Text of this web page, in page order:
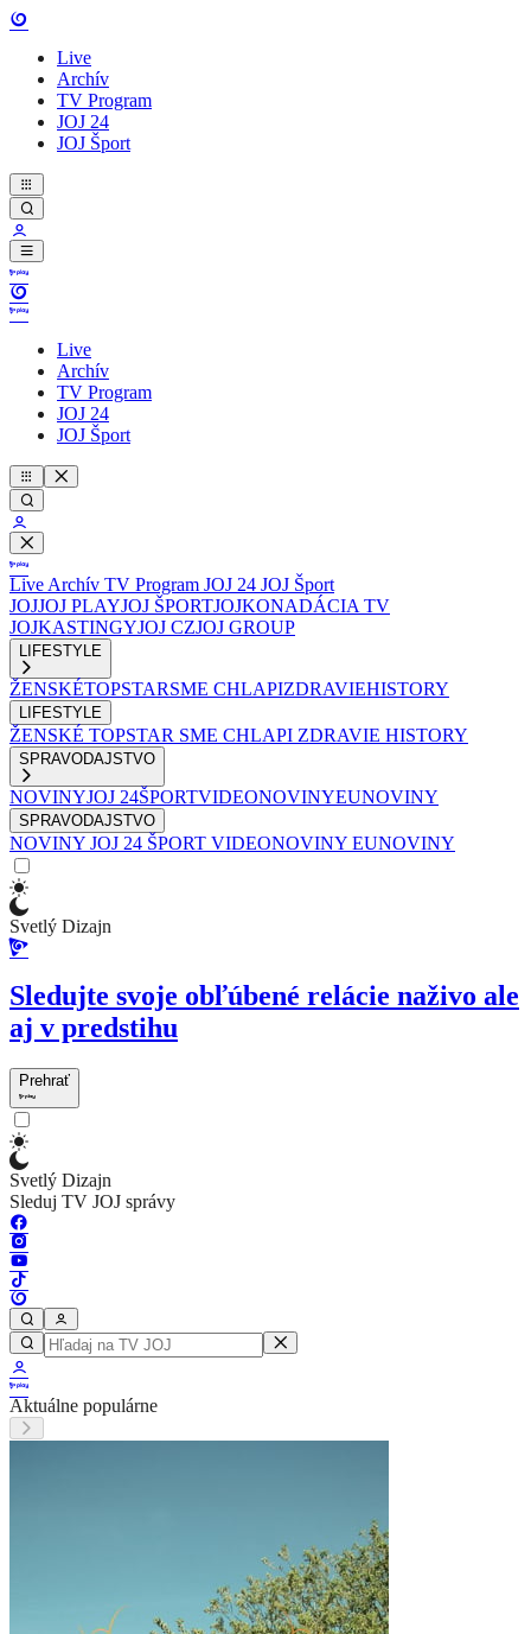
Live
Archív
TV Program
JOJ 24
JOJ Šport
Live
Archív
TV Program
JOJ 24
JOJ Šport
Live Archív TV Program JOJ 24 JOJ Šport
JOJJOJ PLAYJOJ ŠPORTJOJKONADÁCIA TV
JOJKASTINGYJOJ CZJOJ GROUP
LIFESTYLE
ŽENSKÉTOPSTARSME CHLAPIZDRAVIEHISTORY
LIFESTYLE
ŽENSKÉ TOPSTAR SME CHLAPI ZDRAVIE HISTORY
SPRAVODAJSTVO
NOVINYJOJ 24ŠPORTVIDEONOVINYEUNOVINY
SPRAVODAJSTVO
NOVINY JOJ 24 ŠPORT VIDEONOVINY EUNOVINY
Svetlý Dizajn
Sledujte svoje obľúbené relácie naživo ale
aj v predstihu
Prehrať
Svetlý Dizajn
Sleduj TV JOJ správy
Aktuálne populárne